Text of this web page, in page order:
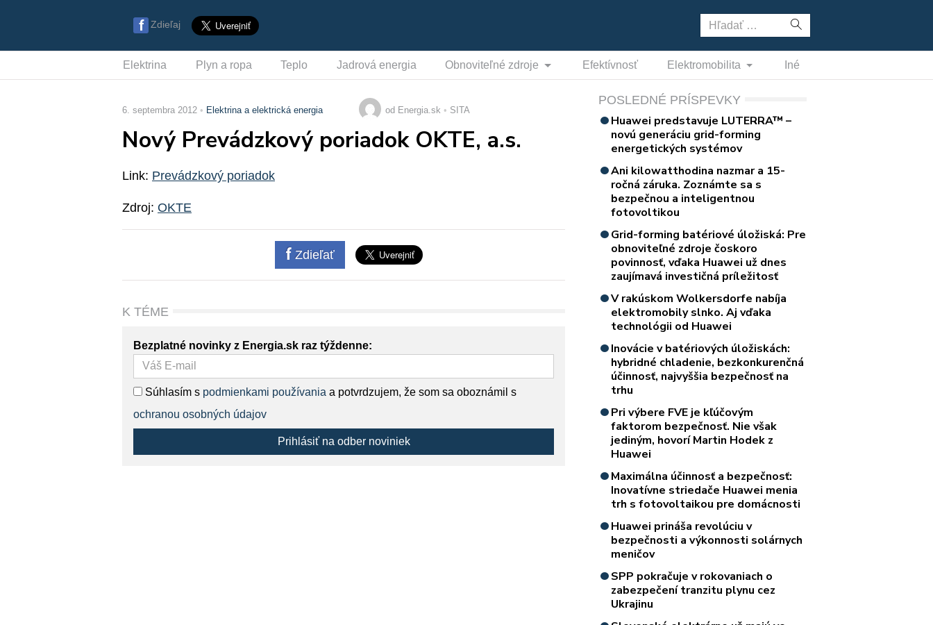
Zdieľaj Hľadať:
Elektrina Plyn a ropa Teplo Jadrová energia Obnoviteľné zdroje Efektívnosť Elektromobilita Iné
6. septembra 2012 Elektrina a elektrická energia od Energia.sk SITA
Nový Prevádzkový poriadok OKTE, a.s.
Link: Prevádzkový poriadok
Zdroj: OKTE
Zdieľať
K TÉME
Bezplatné novinky z Energia.sk raz týždenne:
Súhlasím s podmienkami používania a potvrdzujem, že som sa oboznámil s
ochranou osobných údajov
Prihlásiť na odber noviniek
POSLEDNÉ PRÍSPEVKY
Huawei predstavuje LUTERRA™ –
novú generáciu grid-forming
energetických systémov
Ani kilowatthodina nazmar a 15-
ročná záruka. Zoznámte sa s
bezpečnou a inteligentnou
fotovoltikou
Grid-forming batériové úložiská: Pre
obnoviteľné zdroje čoskoro
povinnosť, vďaka Huawei už dnes
zaujímavá investičná príležitosť
V rakúskom Wolkersdorfe nabíja
elektromobily slnko. Aj vďaka
technológii od Huawei
Inovácie v batériových úložiskách:
hybridné chladenie, bezkonkurenčná
účinnosť, najvyššia bezpečnosť na
trhu
Pri výbere FVE je kľúčovým
faktorom bezpečnosť. Nie však
jediným, hovorí Martin Hodek z
Huawei
Maximálna účinnosť a bezpečnosť:
Inovatívne striedače Huawei menia
trh s fotovoltaikou pre domácnosti
Huawei prináša revolúciu v
bezpečnosti a výkonnosti solárnych
meničov
SPP pokračuje v rokovaniach o
zabezpečení tranzitu plynu cez
Ukrajinu